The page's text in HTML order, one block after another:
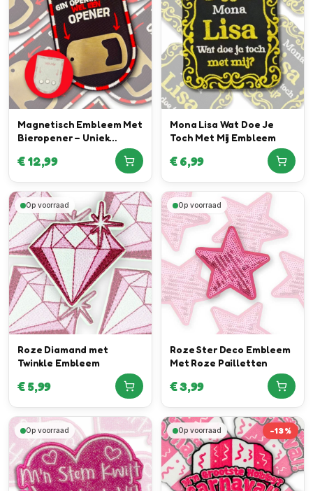
Magnetisch Embleem Met
Bieropener – Uniek
€12,99
Mona Lisa Wat Doe Je
Toch Met Mij Embleem
€6,99
Op voorraad
Roze Diamand met
Twinkle Embleem
€5,99
Op voorraad
Roze Ster Deco Embleem
Met Roze Pailletten
€3,99
Op voorraad Op voorraad -13%